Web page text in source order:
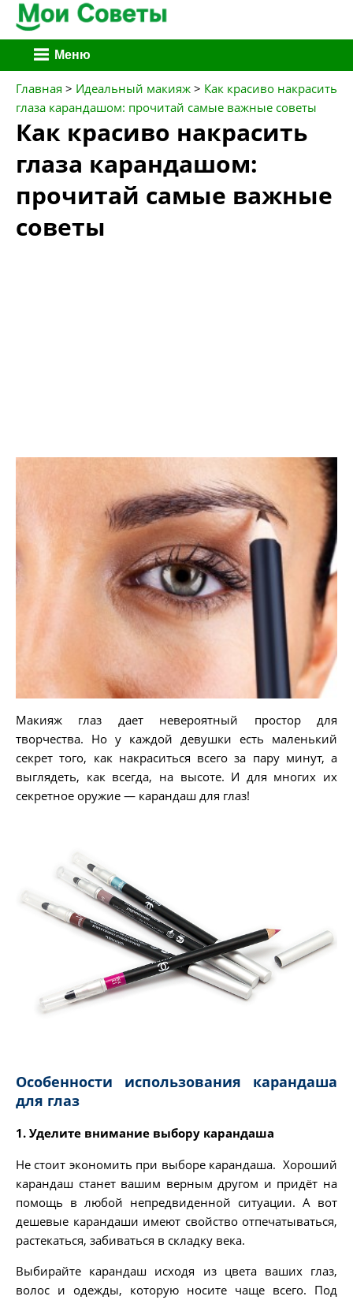
Перейти
к
содержимому
Меню
Главная > Идеальный макияж > Как красиво накрасить
глаза карандашом: прочитай самые важные советы
Как красиво накрасить
глаза карандашом:
прочитай самые важные
советы
Макияж глаз дает невероятный простор для
творчества. Но у каждой девушки есть маленький
секрет того, как накраситься всего за пару минут, а
выглядеть, как всегда, на высоте. И для многих их
секретное оружие — карандаш для глаз!
Особенности использования карандаша
для глаз
1. Уделите внимание выбору карандаша
Не стоит экономить при выборе карандаша. Хороший
карандаш станет вашим верным другом и придёт на
помощь в любой непредвиденной ситуации. А вот
дешевые карандаши имеют свойство отпечатываться,
растекаться, забиваться в складку века.
Выбирайте карандаш исходя из цвета ваших глаз,
волос и одежды, которую носите чаще всего. Под